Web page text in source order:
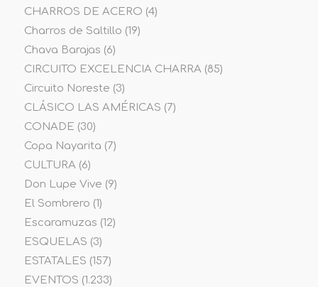
CHARROS DE ACERO (4)
Charros de Saltillo (19)
Chava Barajas (6)
CIRCUITO EXCELENCIA CHARRA(85)
Circuito Noreste (3)
CLÁSICO LAS AMÉRICAS (7)
CONADE (30)
Copa Nayarita (7)
CULTURA(6)
Don Lupe Vive (9)
El Sombrero (1)
Escaramuzas (12)
ESQUELAS (3)
ESTATALES (157)
EVENTOS (1.233)